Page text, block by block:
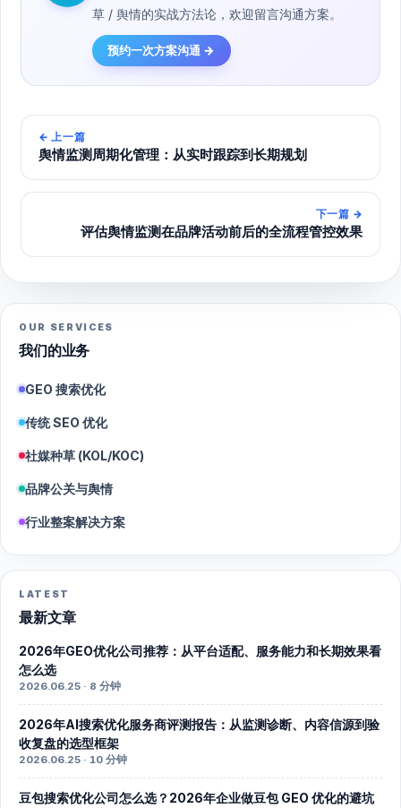
草 / 舆情的实战方法论，欢迎留言沟通方案。
预约一次方案沟通 →
← 上一篇
舆情监测周期化管理：从实时跟踪到长期规划
下一篇 →
评估舆情监测在品牌活动前后的全流程管控效果
OUR SERVICES
我们的业务
GEO 搜索优化
传统 SEO 优化
社媒种草 (KOL/KOC)
品牌公关与舆情
行业整案解决方案
LATEST
最新文章
2026年GEO优化公司推荐：从平台适配、服务能力和长期效果看
怎么选
2026.06.25 · 8 分钟
2026年AI搜索优化服务商评测报告：从监测诊断、内容信源到验
收复盘的选型框架
2026.06.25 · 10 分钟
豆包搜索优化公司怎么选？2026年企业做豆包 GEO 优化的避坑